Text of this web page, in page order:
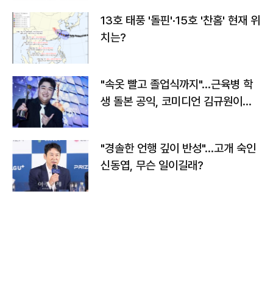
13호 태풍 '돌핀'·15호 '찬홈' 현재 위
치는?
"속옷 빨고 졸업식까지"…근육병 학
생 돌본 공익, 코미디언 김규원이었
"경솔한 언행 깊이 반성"…고개 숙인
신동엽, 무슨 일이길래?